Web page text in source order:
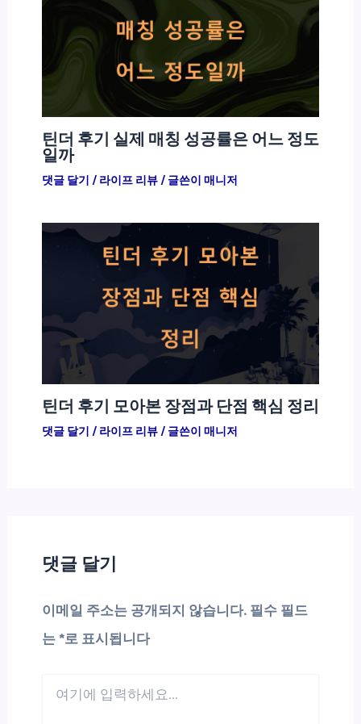
틴더 후기 실제 매칭 성공률은 어느 정도
일까
댓글 달기 / 라이프 리뷰/ 글쓴이 매니저
틴더 후기 모아본 장점과 단점 핵심 정리
댓글 달기 / 라이프 리뷰/ 글쓴이 매니저
댓글 달기
이메일 주소는 공개되지 않습니다. 필수 필드
는 *로 표시됩니다